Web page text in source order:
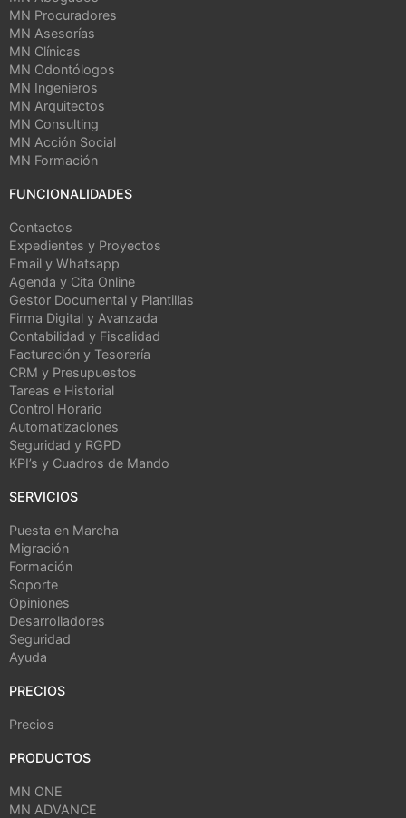
MN Procuradores
MN Asesorías
MN Clínicas
MN Odontólogos
MN Ingenieros
MN Arquitectos
MN Consulting
MN Acción Social
MN Formación
FUNCIONALIDADES
Contactos
Expedientes y Proyectos
Email y Whatsapp
Agenda y Cita Online
Gestor Documental y Plantillas
Firma Digital y Avanzada
Contabilidad y Fiscalidad
Facturación y Tesorería
CRM y Presupuestos
Tareas e Historial
Control Horario
Automatizaciones
Seguridad y RGPD
KPI’s y Cuadros de Mando
SERVICIOS
Puesta en Marcha
Migración
Formación
Soporte
Opiniones
Desarrolladores
Seguridad
Ayuda
PRECIOS
Precios
PRODUCTOS
MN ONE
MN ADVANCE